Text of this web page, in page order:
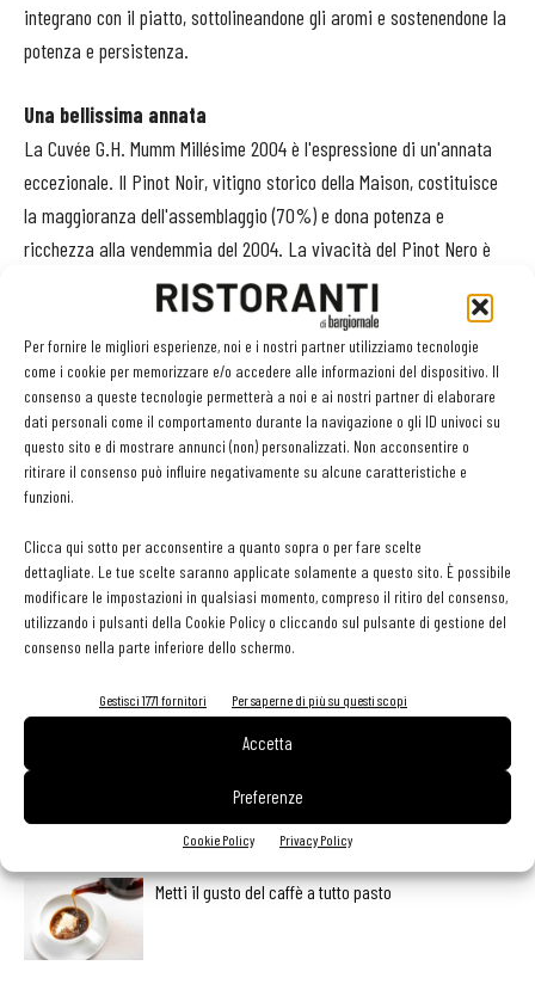
Per fornire le migliori esperienze, noi e i nostri partner utilizziamo tecnologie
come i cookie per memorizzare e/o accedere alle informazioni del dispositivo. Il
consenso a queste tecnologie permetterà a noi e ai nostri partner di elaborare
dati personali come il comportamento durante la navigazione o gli ID univoci su
questo sito e di mostrare annunci (non) personalizzati. Non acconsentire o
ritirare il consenso può influire negativamente su alcune caratteristiche e
funzioni.
Clicca qui sotto per acconsentire a quanto sopra o per fare scelte
dettagliate. Le tue scelte saranno applicate solamente a questo sito. È possibile
modificare le impostazioni in qualsiasi momento, compreso il ritiro del consenso,
utilizzando i pulsanti della Cookie Policy o cliccando sul pulsante di gestione del
consenso nella parte inferiore dello schermo.
Gestisci 1771 fornitori Per saperne di più su questi scopi
Accetta
Preferenze
Cookie Policy Privacy Policy
integrano con il piatto, sottolineandone gli aromi e sostenendone la
potenza e persistenza.
Una bellissima annata
La Cuvée G.H. Mumm Millésime 2004 è l'espressione di un'annata
eccezionale. Il Pinot Noir, vitigno storico della Maison, costituisce
la maggioranza dell'assemblaggio (70%) e dona potenza e
ricchezza alla vendemmia del 2004. La vivacità del Pinot Nero è
impreziosita dall'eleganza dei nobili Chardonnay (30 %), che
forniscono al Millésime 2004 tutta la finezza d'Avize e di Cramant,
regalando profumi di frutta gialla come albicocca e mela cotogna
arricchiti da sentori di miele e di torroncino e, in un secondo tempo,
accenni di brioche in cui si mescolano generosità e complessità del
vino.
Facebook Twitter
LEGGI ANCHE
conservarli e valorizzarli
Metti il gusto del caffè a tutto pasto